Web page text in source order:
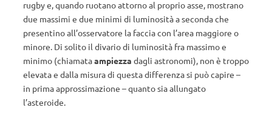
rugby e, quando ruotano attorno al proprio asse, mostrano
due massimi e due minimi di luminosità a seconda che
presentino all’osservatore la faccia con l’area maggiore o
minore. Di solito il divario di luminosità fra massimo e
minimo (chiamataampiezza dagli astronomi), non è troppo
elevata e dalla misura di questa differenza si può capire –
in prima approssimazione – quanto sia allungato
l’asteroide.